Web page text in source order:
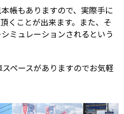
帳もありますので、実際手に
くことが出来ます。また、そ
ミュレーションされるという
ペースがありますのでお気軽